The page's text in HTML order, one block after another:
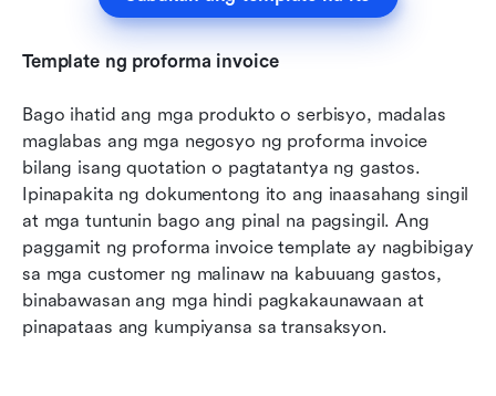
Template ng proforma invoice
Bago ihatid ang mga produkto o serbisyo, madalas
maglabas ang mga negosyo ng proforma invoice
bilang isang quotation o pagtatantya ng gastos.
Ipinapakita ng dokumentong ito ang inaasahang singil
at mga tuntunin bago ang pinal na pagsingil. Ang
paggamit ng proforma invoice template ay nagbibigay
sa mga customer ng malinaw na kabuuang gastos,
binabawasan ang mga hindi pagkakaunawaan at
pinapataas ang kumpiyansa sa transaksyon.